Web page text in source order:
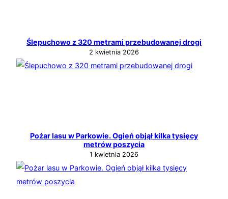
Ślepuchowo z 320 metrami przebudowanej drogi
2 kwietnia 2026
Pożar lasu w Parkowie. Ogień objął kilka tysięcy
metrów poszycia
1 kwietnia 2026